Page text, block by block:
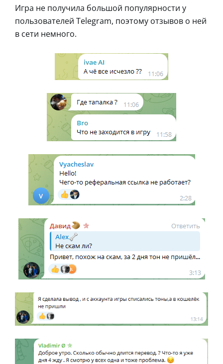
Игра не получила большой популярности у
пользователей Telegram, поэтому отзывов о ней
в сети немного.